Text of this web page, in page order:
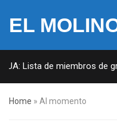
EL
Lista de miembros de
Home » Al momento